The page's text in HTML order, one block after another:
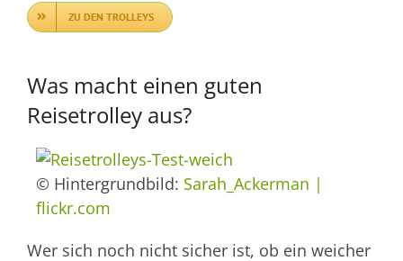
ZU DEN TROLLEYS
Was macht einen guten
Reisetrolley aus?
© Hintergrundbild: Sarah_Ackerman |
flickr.com
Wer sich noch nicht sicher ist, ob ein weicher